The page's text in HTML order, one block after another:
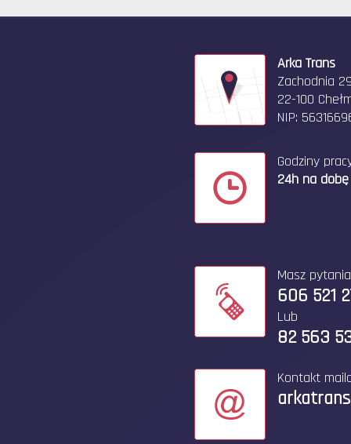
Arka Trans
Zachodnia
22-100
NIP:
Godziny
24h na dobę
Masz
606 521
Lub
82 563
Kontakt